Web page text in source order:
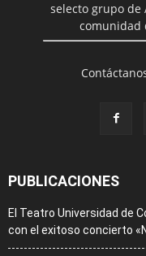
selecto grupo de
comunidad
PUBLICACIONES
El Teatro Universidad de
con el exitoso concierto